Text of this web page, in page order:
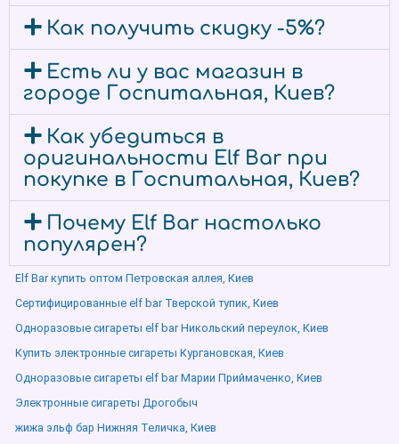
Как получить скидку -5%?
Есть ли у вас магазин в
городе Госпитальная, Киев?
Как убедиться в
оригинальности Elf Bar при
покупке в Госпитальная, Киев?
Почему Elf Bar настолько
популярен?
Elf Bar купить оптом Петровская аллея, Киев
Сертифицированные elf bar Тверской тупик, Киев
Одноразовые сигареты elf bar Никольский переулок, Киев
Купить электронные сигареты Кургановская, Киев
Одноразовые сигареты elf bar Марии Приймаченко, Киев
Электронные сигареты Дрогобыч
жижа эльф бар Нижняя Теличка, Киев